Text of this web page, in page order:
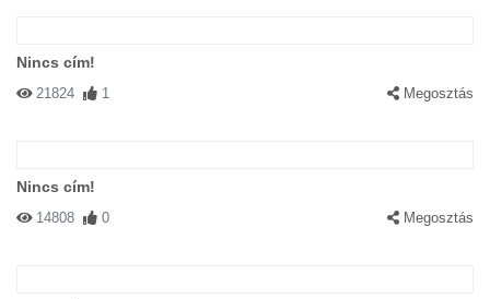
Nincs cím!
21824 1 Megosztás
Nincs cím!
14808 0 Megosztás